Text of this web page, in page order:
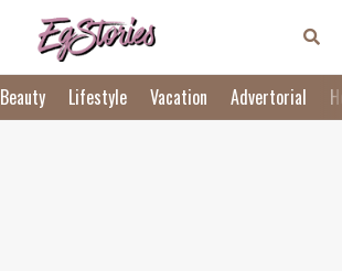
Beauty Lifestyle Vacation Advertorial